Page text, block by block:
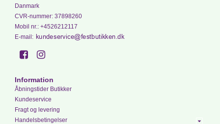
Danmark
CVR-nummer: 37898260
Mobil nr. : +4526212117
E-mail:
Information
Åbningstider Butikker
Kundeservice
Fragt og levering
Handelsbetingelser